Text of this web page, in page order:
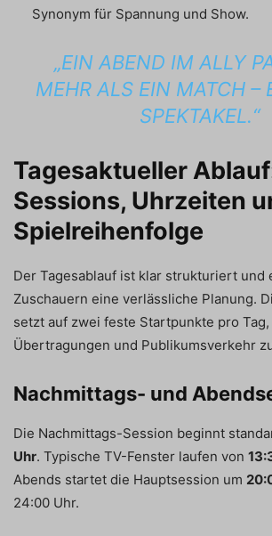
Synonym für Spannung und Show.
„EIN ABEND IM ALLY
MEHR ALS EIN MATCH –
SPEKTAKEL.“
Tagesaktueller
Sessions, Uhrzeiten
Spielreihenfolge
Der Tagesablauf ist klar strukturiert und
Zuschauern eine verlässliche Planung.
setzt auf zwei feste Startpunkte pro Tag,
Übertragungen und Publikumsverkehr
Nachmittags- und
Die Nachmittags-Session beginnt
Uhr. Typische TV-Fenster laufen von
Abends startet die Hauptsession um
24:00 Uhr.